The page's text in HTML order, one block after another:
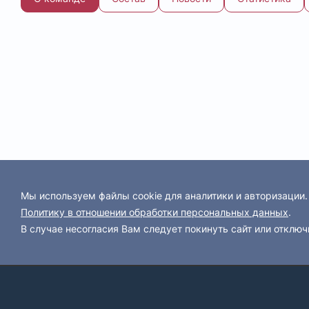
Мы используем файлы cookie для аналитики и
Политику в отношении обработки персональных данных.
В случае несогласия Вам следует покинуть сайт или